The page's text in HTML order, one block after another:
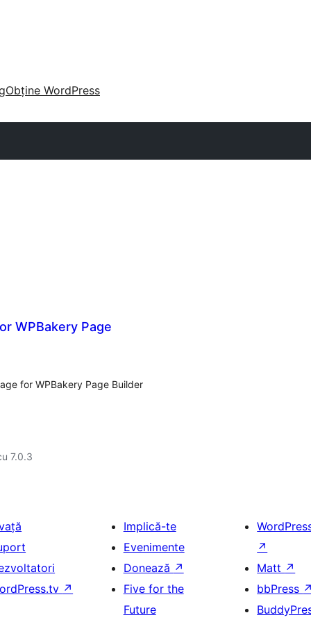
Obține WordPress
WPBakery Page
for WPBakery Page Builder
7.0.3
↗
Implică-te
Evenimente
Donează ↗
Five for the
Future
↗
Matt ↗
bbPress ↗